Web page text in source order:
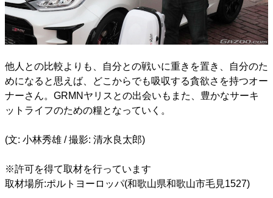
他人との比較よりも、自分との戦いに重きを置き、自分のた
めになると思えば、どこからでも吸収する貪欲さを持つオー
ナーさん。GRMNヤリスとの出会いもまた、豊かなサーキ
ットライフのための糧となっていく。
(文: 小林秀雄 / 撮影: 清水良太郎)
※許可を得て取材を行っています
取材場所:ポルトヨーロッパ(和歌山県和歌山市毛見1527)